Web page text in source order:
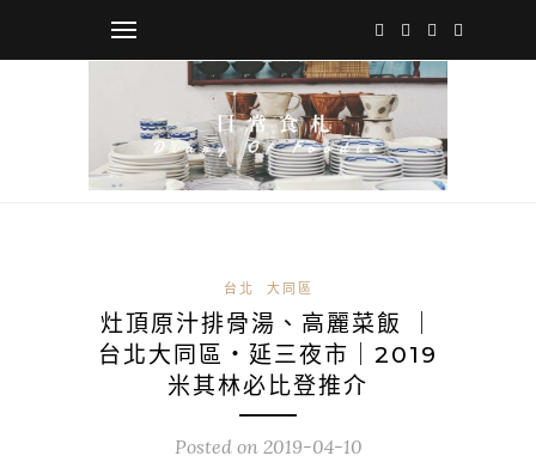
台北 大同區
灶頂原汁排骨湯、高麗菜飯 ｜
台北大同區・延三夜市｜2019
米其林必比登推介
Posted on 2019-04-10